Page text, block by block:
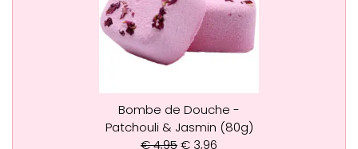
Bombe de Douche -
Patchouli & Jasmin (80g)
€4,95€ 3,96